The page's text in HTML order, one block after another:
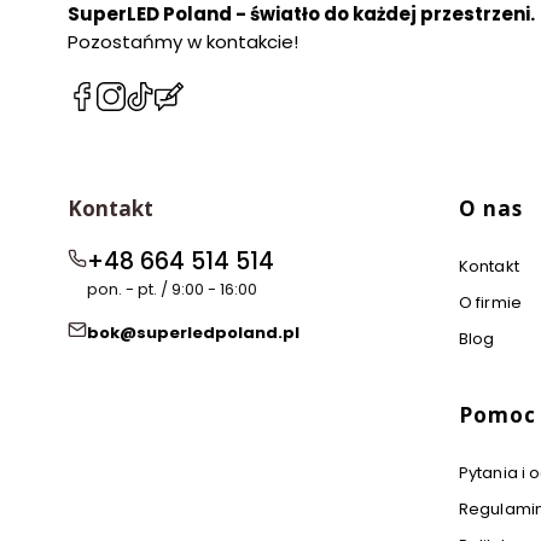
SuperLED Poland - światło do każdej przestrzeni.
Pozostańmy w kontakcie!
(Otwiera
karcie)
(Otwiera
karcie)
(Otwiera
(Otwiera
Kontakt
+48 664 514 514
pon. - pt. / 9:00 - 16:00
bok@superledpoland.pl
Linki w
O nas
Kontakt
O firmie
Blog
Pomoc
Pytania i